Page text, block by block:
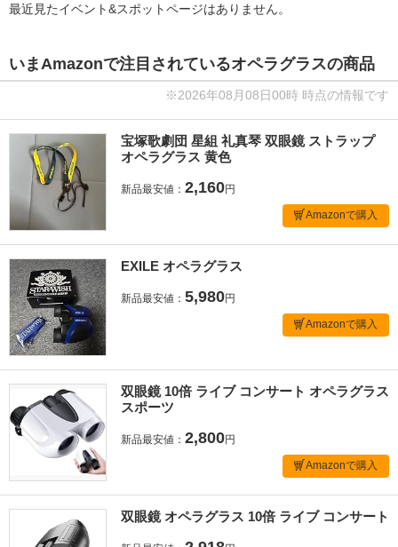
最近見たイベント&スポットページはありません。
いまAmazonで注目されているオペラグラスの商品
※2026年08月08日00時 時点の情報です
宝塚歌劇団 星組 礼真琴 双眼鏡 ストラップ
オペラグラス 黄色
新品最安値： 2,160円
Amazonで購入
EXILE オペラグラス
新品最安値： 5,980円
Amazonで購入
双眼鏡 10倍 ライブ コンサート オペラグラス
スポーツ
新品最安値： 2,800円
Amazonで購入
双眼鏡 オペラグラス 10倍 ライブ コンサート